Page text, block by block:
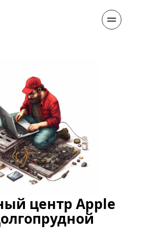
центр Apple